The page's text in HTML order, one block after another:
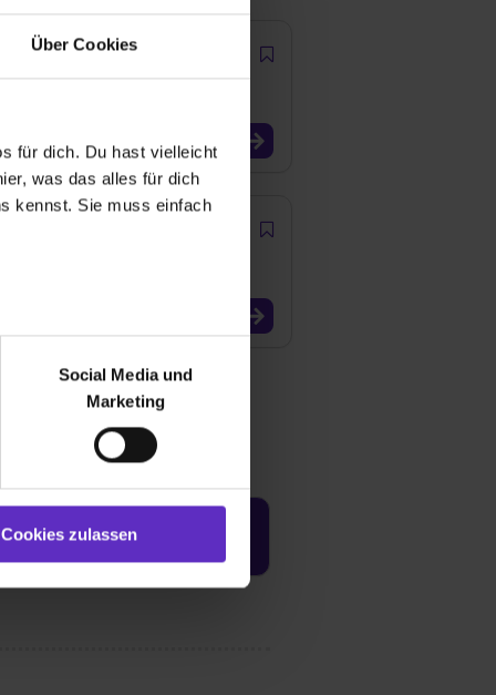
Über Cookies
für dich. Du hast vielleicht
was das alles für dich
kennst. Sie muss einfach
bei Benutzung der
zu analysieren
soziale Medien, Werbung
Marketing“). Unsere
bereitgestellt hast oder die
auch damit
und hierfür
Social Media und
Marketing
Cookies zulassen
2027
Ruhr, 2027
Jetzt aktivieren